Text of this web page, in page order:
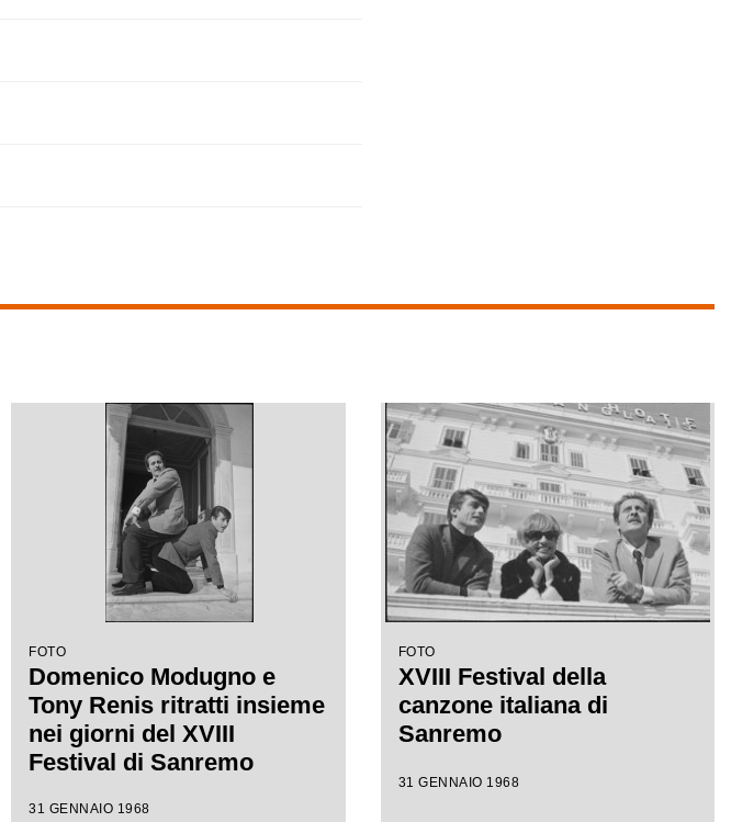
FOTO
Domenico Modugno e
Tony Renis ritratti insieme
nei giorni del XVIII
Festival di Sanremo
31 GENNAIO 1968
FOTO
XVIII Festival della
canzone italiana di
Sanremo
31 GENNAIO 1968